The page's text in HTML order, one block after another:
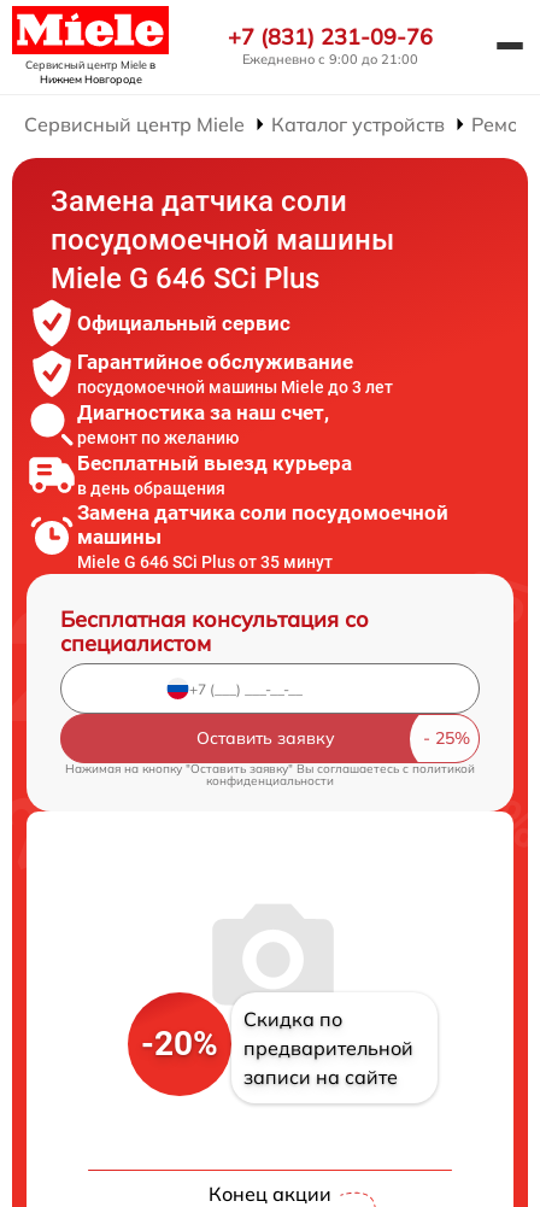
Сервисный центр Mieleв
Нижнем Новгороде
+7 (831) 231-09-76
Ежедневно с 9:00 до 21:00
Сервисный центр Miele Каталог устройств
Замена датчика соли
посудомоечной машины
Miele G 646 SCi Plus
Официальный сервис
Гарантийное обслуживание
посудомоечной машины Miele до 3 лет
Диагностика за наш счет,
ремонт по желанию
Бесплатный выезд курьера
в день обращения
Замена датчика соли посудомоечной
машины
Miele G 646 SCi Plus от 35 минут
Бесплатная консультация со
специалистом
Оставить заявку
Нажимая на кнопку "Оставить заявку" Вы соглашаетесь cполитикой
конфиденциальности
-20%
Скидка по
предварительной
записи на сайте
Конец акции